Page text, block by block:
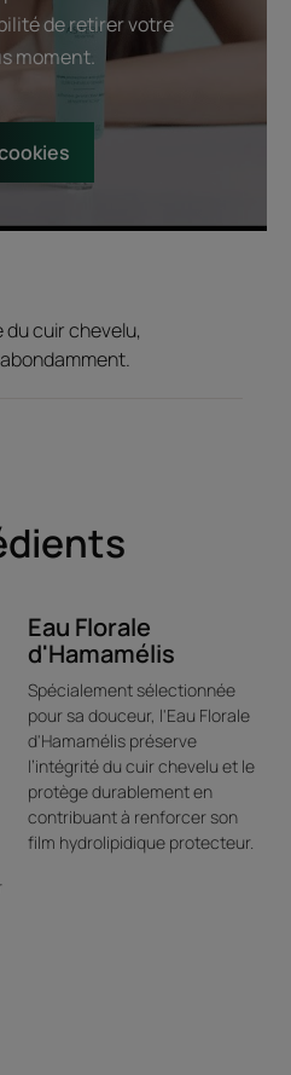
de retirer votre
moment.
du cuir chevelu,
Eau Florale
d'Hamamélis
Spécialement sélectionnée
pour sa douceur, l'Eau Florale
d'Hamamélis préserve
l’intégrité du cuir chevelu et le
protège durablement en
contribuant à renforcer son
film hydrolipidique protecteur.